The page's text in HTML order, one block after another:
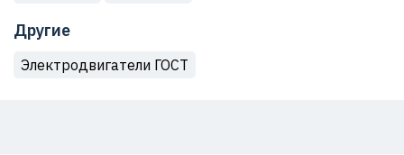
Другие
Электродвигатели ГОСТ